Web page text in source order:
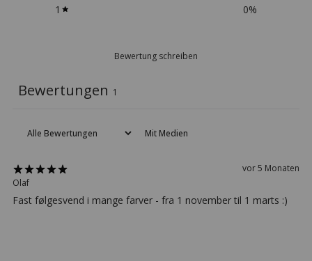
1
0%
Bewertung schreiben
Bewertungen 1
Mit Medien
vor 5 Monaten
Olaf
Fast følgesvend i mange farver - fra 1 november til 1 marts :)